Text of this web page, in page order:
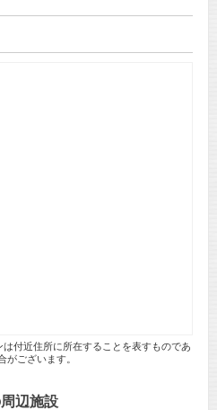
付近住所に所在することを表すものであ
ございます。
辺施設